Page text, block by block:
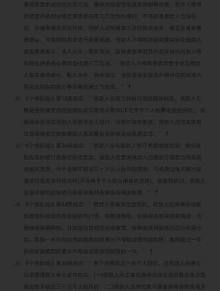
事项调查的途径和方式方法，确保贷款调查的真实性和有效性。贷款人将贷
款调查中的部分特定事项委托第三方代为办理的，不得损害借款人合法权
益，并确保相关风险可控。贷款人应明确第三方的资质条件，建立名单制管
理制度，并定期对名单进行审查更新。贷款人不得将贷款调查中涉及借款人
真实意思表示、收入水平、债务情况、自有资金来源及外部评估机构准入等
风险控制的核心事项委托第三方完成。”贷款人不得将贷款调查中涉及借款
人真实意思表示、收入水平、债务情况、自有资金来源及外部评估机构准入
等风险控制的核心事项委托第三方完成。”
↑
《个贷新规》第18条规定：”贷款人应建立并执行贷款面谈制度。贷款人可
根据业务需要通过视频形式与借款人面谈(不含用于个人住房用途的贷款)。视
频面谈应当在贷款人自有平台上进行，记录并保存影像。贷款人应当采取有
效措施确定并核实借款人真实身份及所涉及信息真实性。”
↑
《个贷新规》第26条规定：”贷款人应与借款人签订书面借款合同，需担保
的应同时签订担保合同或条款。贷款人应要求借款人当面签订借款合同及其
他相关文件，对于金额不超过二十万元人民币的贷款，可或通过电子银行渠
道签订有关合同和文件(不含用于个人住房用途的贷款)。当面签约的，贷款人
应当对签约过程进行录音录像并妥善保存相关影像。”
↑
《个贷新规》第43条规定：”借款人申请贷款展期的，贷款人应审慎评估展
期原因和后续还款安排的可行性。同意展期的，应根据还款来源等情况，合
理确定展期期限，并加强对贷款的后续管理，按照实质风险状况进行风险分
类。期限一年以内的贷款展期期限累计不得超过原贷款期限；期限超过一年
的贷款展期期限累计不得超过原贷款期限的一半。”
↑
《个贷新规》第36条规定：”有下列情形之一的个人贷款，经贷款人同意可
以采取借款人自主支付方式：(一)借款人无法事先确定具体交易对象且单次提
款金额不超过三十万元人民币的；(二)借款人交易对象不具备条件有效使用非